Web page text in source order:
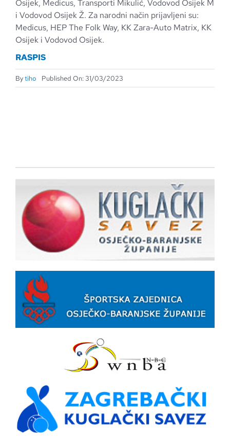
Osijek, Medicus, Transporti Mikulić, Vodovod Osijek M
i Vodovod Osijek Ž. Za narodni način prijavljeni su:
Medicus, HEP The Folk Way, KK Zara-Auto Matrix, KK
Osijek i Vodovod Osijek.
RASPIS
Bytiho Published On: 31/03/2023